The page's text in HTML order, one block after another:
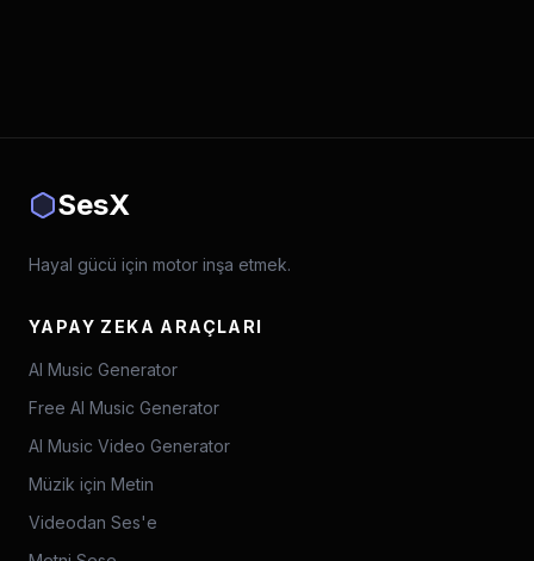
SesX
Hayal gücü için motor inşa etmek.
YAPAY ZEKA ARAÇLARI
AI Music Generator
Free AI Music Generator
AI Music Video Generator
Müzik için Metin
Videodan Ses'e